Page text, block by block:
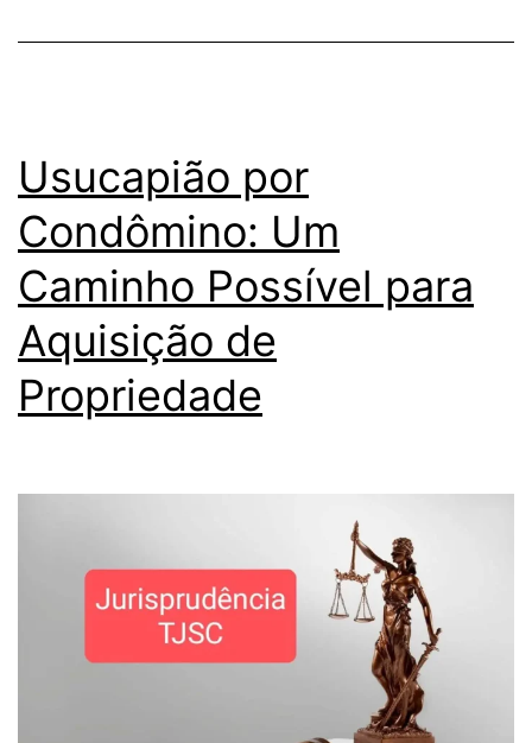
Usucapião por
Condômino: Um
Caminho Possível para
Aquisição de
Propriedade